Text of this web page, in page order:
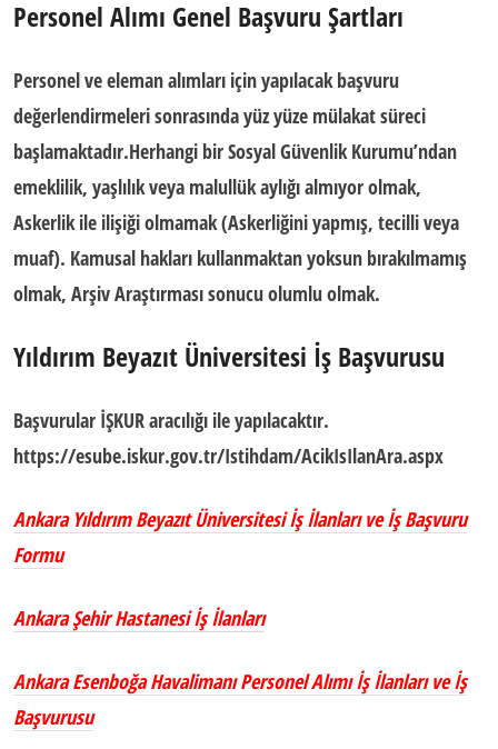
Personel Alımı Genel Başvuru Şartları
Personel ve eleman alımları için yapılacak başvuru
değerlendirmeleri sonrasında yüz yüze mülakat süreci
başlamaktadır.Herhangi bir Sosyal Güvenlik Kurumu’ndan
emeklilik, yaşlılık veya malullük aylığı almıyor olmak,
Askerlik ile ilişiği olmamak (Askerliğini yapmış, tecilli veya
muaf). Kamusal hakları kullanmaktan yoksun bırakılmamış
olmak, Arşiv Araştırması sonucu olumlu olmak.
Yıldırım Beyazıt Üniversitesi İş Başvurusu
Başvurular İŞKUR aracılığı ile yapılacaktır.
https://esube.iskur.gov.tr/Istihdam/AcikIsIlanAra.aspx
Ankara Yıldırım Beyazıt Üniversitesi İş İlanları ve İş Başvuru
Formu
Ankara Şehir Hastanesi İş İlanları
Ankara Esenboğa Havalimanı Personel Alımı İş İlanları ve İş
Başvurusu